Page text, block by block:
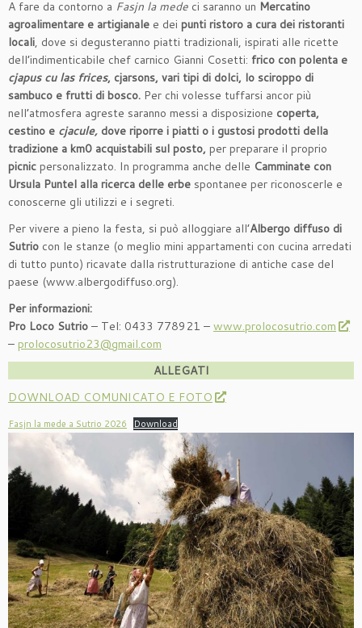
A fare da contorno a Fasjn la mede ci saranno un Mercatino
agroalimentare e artigianale e dei punti ristoro a cura dei ristoranti
locali, dove si degusteranno piatti tradizionali, ispirati alle ricette
dell’indimenticabile chef carnico Gianni Cosetti: frico con polenta e
cjapus cu las frices, cjarsons, vari tipi di dolci, lo sciroppo di
sambuco e frutti di bosco. Per chi volesse tuffarsi ancor più
nell’atmosfera agreste saranno messi a disposizione coperta,
cestino e cjacule, dove riporre i piatti o i gustosi prodotti della
tradizione a km0 acquistabili sul posto, per preparare il proprio
picnic personalizzato. In programma anche delle Camminate con
Ursula Puntel alla ricerca delle erbe spontanee per riconoscerle e
conoscerne gli utilizzi e i segreti.
Per vivere a pieno la festa, si può alloggiare all’Albergo diffuso di
Sutrio con le stanze (o meglio mini appartamenti con cucina arredati
di tutto punto) ricavate dalla ristrutturazione di antiche case del
paese (www.albergodiffuso.org).
Per informazioni:
Pro Loco Sutrio – Tel: 0433 778921 – www.prolocosutrio.com
– prolocosutrio23@gmail.com
ALLEGATI
DOWNLOAD COMUNICATO E FOTO
Fasjn la mede a Sutrio 2026 Download